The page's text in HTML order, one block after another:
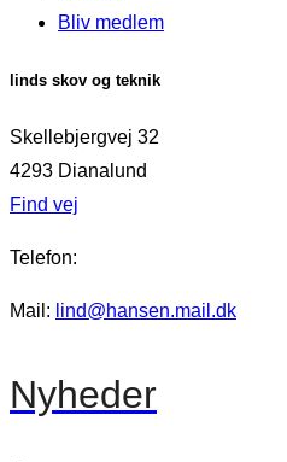
Bliv medlem
linds skov og teknik
Skellebjergvej 32
4293 Dianalund
Find vej
Telefon:
Mail: lind@hansen.mail.dk
Nyheder